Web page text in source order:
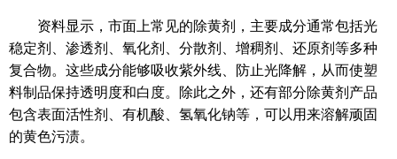
资料显示，市面上常见的除黄剂，主要成分通常包括光
稳定剂、渗透剂、氧化剂、分散剂、增稠剂、还原剂等多种
复合物。这些成分能够吸收紫外线、防止光降解，从而使塑
料制品保持透明度和白度。除此之外，还有部分除黄剂产品
包含表面活性剂、有机酸、氢氧化钠等，可以用来溶解顽固
的黄色污渍。